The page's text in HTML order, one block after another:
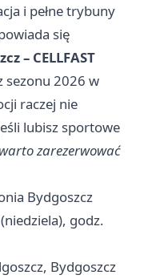
i pełne trybuny
się
– CELLFAST
sezonu 2026 w
raczej nie
lubisz sportowe
warto zarezerwować
Bydgoszcz
godz.
Bydgoszcz